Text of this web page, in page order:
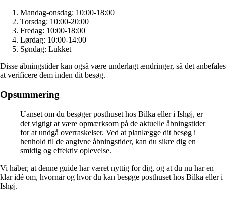
Mandag-onsdag: 10:00-18:00
Torsdag: 10:00-20:00
Fredag: 10:00-18:00
Lørdag: 10:00-14:00
Søndag: Lukket
Disse åbningstider kan også være underlagt ændringer, så det anbefales
at verificere dem inden dit besøg.
Opsummering
Uanset om du besøger posthuset hos Bilka eller i Ishøj, er
det vigtigt at være opmærksom på de aktuelle åbningstider
for at undgå overraskelser. Ved at planlægge dit besøg i
henhold til de angivne åbningstider, kan du sikre dig en
smidig og effektiv oplevelse.
Vi håber, at denne guide har været nyttig for dig, og at du nu har en
klar idé om, hvornår og hvor du kan besøge posthuset hos Bilka eller i
Ishøj.